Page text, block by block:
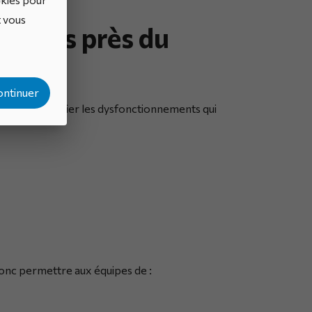
plus près du
pour identifier les dysfonctionnements qui
permettre aux équipes de :